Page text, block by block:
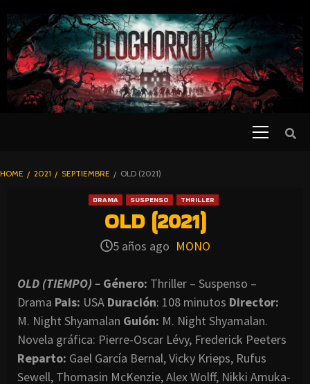
TO
CONTENT
BLOGHORROR
HOME 2021 SEPTIEMBRE OLD (2021)
DRAMA SUSPENSO THRILLER
OLD (2021)
5 años ago MONO
OLD (TIEMPO) – Género: Thriller – Suspenso –
Drama Pais: USA Duración: 108 minutos Director:
M. Night Shyamalan Guión: M. Night Shyamalan.
Novela gráfica: Pierre-Oscar Lévy, Frederick Peeters
Reparto: Gael García Bernal, Vicky Krieps, Rufus
Sewell, Thomasin McKenzie, Alex Wolff, Nikki Amuka-